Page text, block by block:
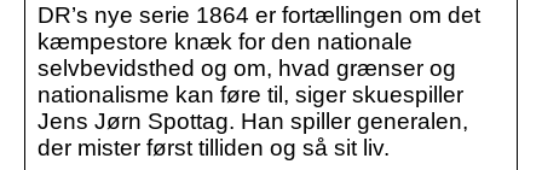
DR’s nye serie 1864 er fortællingen om det
kæmpestore knæk for den nationale
selvbevidsthed og om, hvad grænser og
nationalisme kan føre til, siger skuespiller
Jens Jørn Spottag. Han spiller generalen,
der mister først tilliden og så sit liv.